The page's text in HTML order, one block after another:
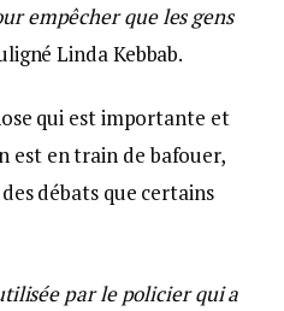
empêcher que les gens
Linda Kebbab.
qui est importante et
est en train de bafouer,
débats que certains
par le policier qui a